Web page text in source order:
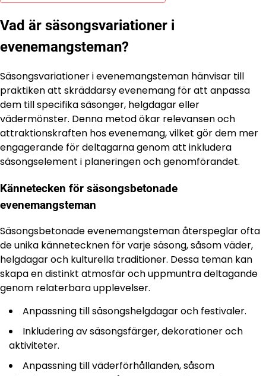
Vad är säsongsvariationer i
evenemangsteman?
Säsongsvariationer i evenemangsteman hänvisar till
praktiken att skräddarsy evenemang för att anpassa
dem till specifika säsonger, helgdagar eller
vädermönster. Denna metod ökar relevansen och
attraktionskraften hos evenemang, vilket gör dem mer
engagerande för deltagarna genom att inkludera
säsongselement i planeringen och genomförandet.
Kännetecken för säsongsbetonade
evenemangsteman
Säsongsbetonade evenemangsteman återspeglar ofta
de unika kännetecknen för varje säsong, såsom väder,
helgdagar och kulturella traditioner. Dessa teman kan
skapa en distinkt atmosfär och uppmuntra deltagande
genom relaterbara upplevelser.
Anpassning till säsongshelgdagar och festivaler.
Inkludering av säsongsfärger, dekorationer och
aktiviteter.
Anpassning till väderförhållanden, såsom